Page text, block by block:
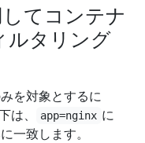
てコンテナ
ルタリング
を対象とするに
は、
app=nginx に
一致します。